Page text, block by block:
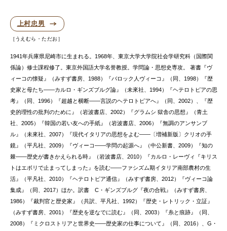
上村忠男
うえむら・ただお
1941年兵庫県尼崎市に生まれる。1968年、東京大学大学院社会学研究科（国際関
係論）修士課程修了。東京外国語大学名誉教授。学問論・思想史専攻。 著書『ヴ
ィーコの懐疑』（みすず書房、1988）『バロック人ヴィーコ』（同、1998）『歴
史家と母たち——カルロ・ギンズブルグ論』（未來社、1994）『ヘテロトピアの思
考』（同、1996）『超越と横断——言説のヘテロトピアへ』（同、2002）、『歴
史的理性の批判のために』（岩波書店、2002）『グラムシ 獄舎の思想』（青土
社、2005）『韓国の若い友への手紙』（岩波書店、2006）『無調のアンサンブ
ル』（未來社、2007）『現代イタリアの思想をよむ——〔増補新版〕クリオの手
鏡』（平凡社、2009）『ヴィーコ——学問の起源へ』（中公新書、2009）『知の
棘——歴史が書きかえられる時』（岩波書店、2010）『カルロ・レーヴィ『キリス
トはエボリで止まってしまった』を読む——ファシズム期イタリア南部農村の生
活』（平凡社、2010）『ヘテロトピア通信』（みすず書房、2012）『ヴィーコ論
集成』（同、2017）ほか。訳書 C・ギンズブルグ『夜の合戦』（みすず書房、
1986）『裁判官と歴史家』（共訳、平凡社、1992）『歴史・レトリック・立証』
（みすず書房、2001）『歴史を逆なでに読む』（同、2003）『糸と痕跡』（同、
2008）『ミクロストリアと世界史——歴史家の仕事について』（同、2016）、G・